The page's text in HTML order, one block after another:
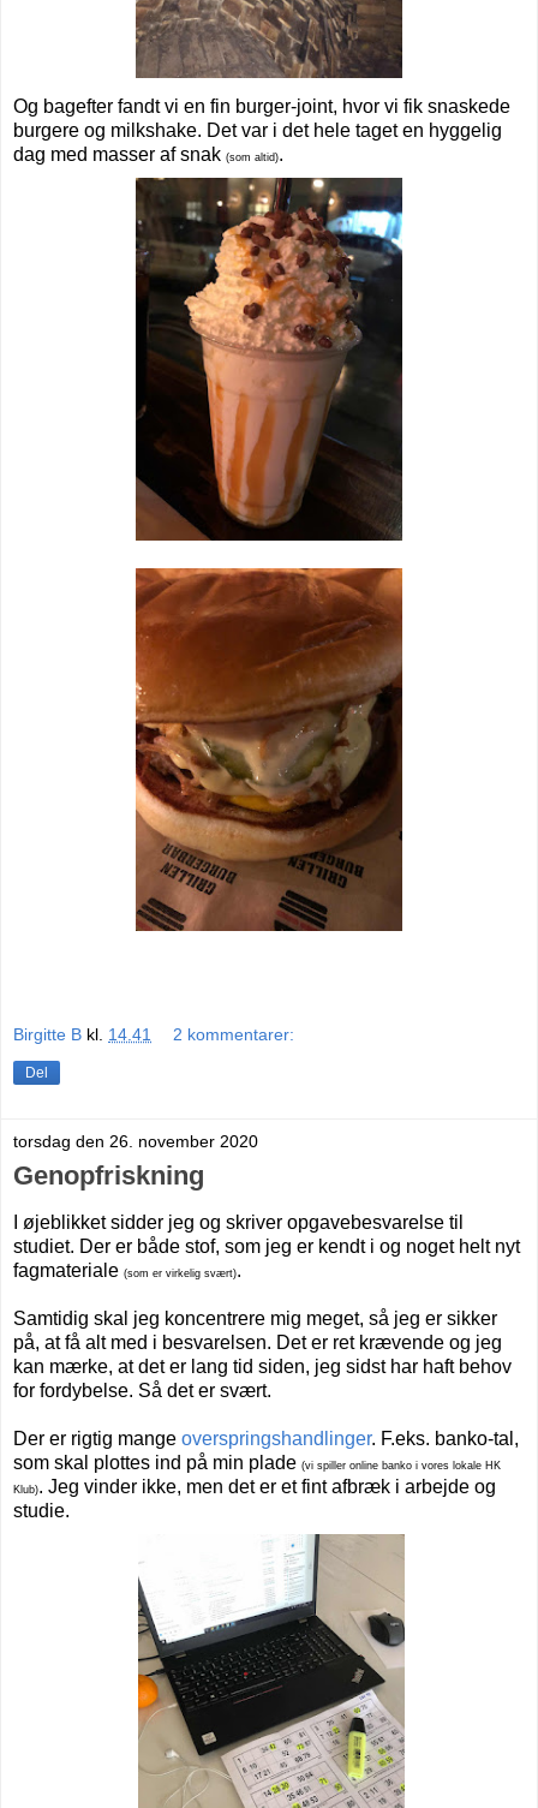
Og bagefter fandt vi en fin burger-joint, hvor vi fik snaskede
burgere og milkshake. Det var i det hele taget en hyggelig
dag med masser af snak (som altid).
Birgitte B kl. 14.41 2 kommentarer:
Del
torsdag den 26. november 2020
Genopfriskning
I øjeblikket sidder jeg og skriver opgavebesvarelse til
studiet. Der er både stof, som jeg er kendt i og noget helt nyt
fagmateriale (som er virkelig svært).
Samtidig skal jeg koncentrere mig meget, så jeg er sikker
på, at få alt med i besvarelsen. Det er ret krævende og jeg
kan mærke, at det er lang tid siden, jeg sidst har haft behov
for fordybelse. Så det er svært.
Der er rigtig mange overspringshandlinger. F.eks. banko-tal,
som skal plottes ind på min plade (vi spiller online banko i vores lokale HK
Klub). Jeg vinder ikke, men det er et fint afbræk i arbejde og
studie.